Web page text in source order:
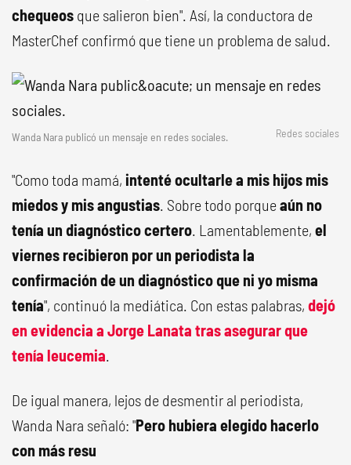
chequeos que salieron bien". Así, la conductora de
MasterChef confirmó que tiene un problema de salud.
Wanda Nara publicó un mensaje en redes sociales. Redes sociales
"Como toda mamá, intenté ocultarle a mis hijos mis
miedos y mis angustias. Sobre todo porqueaún no
tenía un diagnóstico certero. Lamentablemente, el
viernes recibieron por un periodista la
confirmación de un diagnóstico que ni yo misma
tenía", continuó la mediática. Con estas palabras, dejó
en evidencia a Jorge Lanata tras asegurar que
tenía leucemia.
De igual manera, lejos de desmentir al periodista,
Wanda Nara señaló: "Pero hubiera elegido hacerlo
con más resu